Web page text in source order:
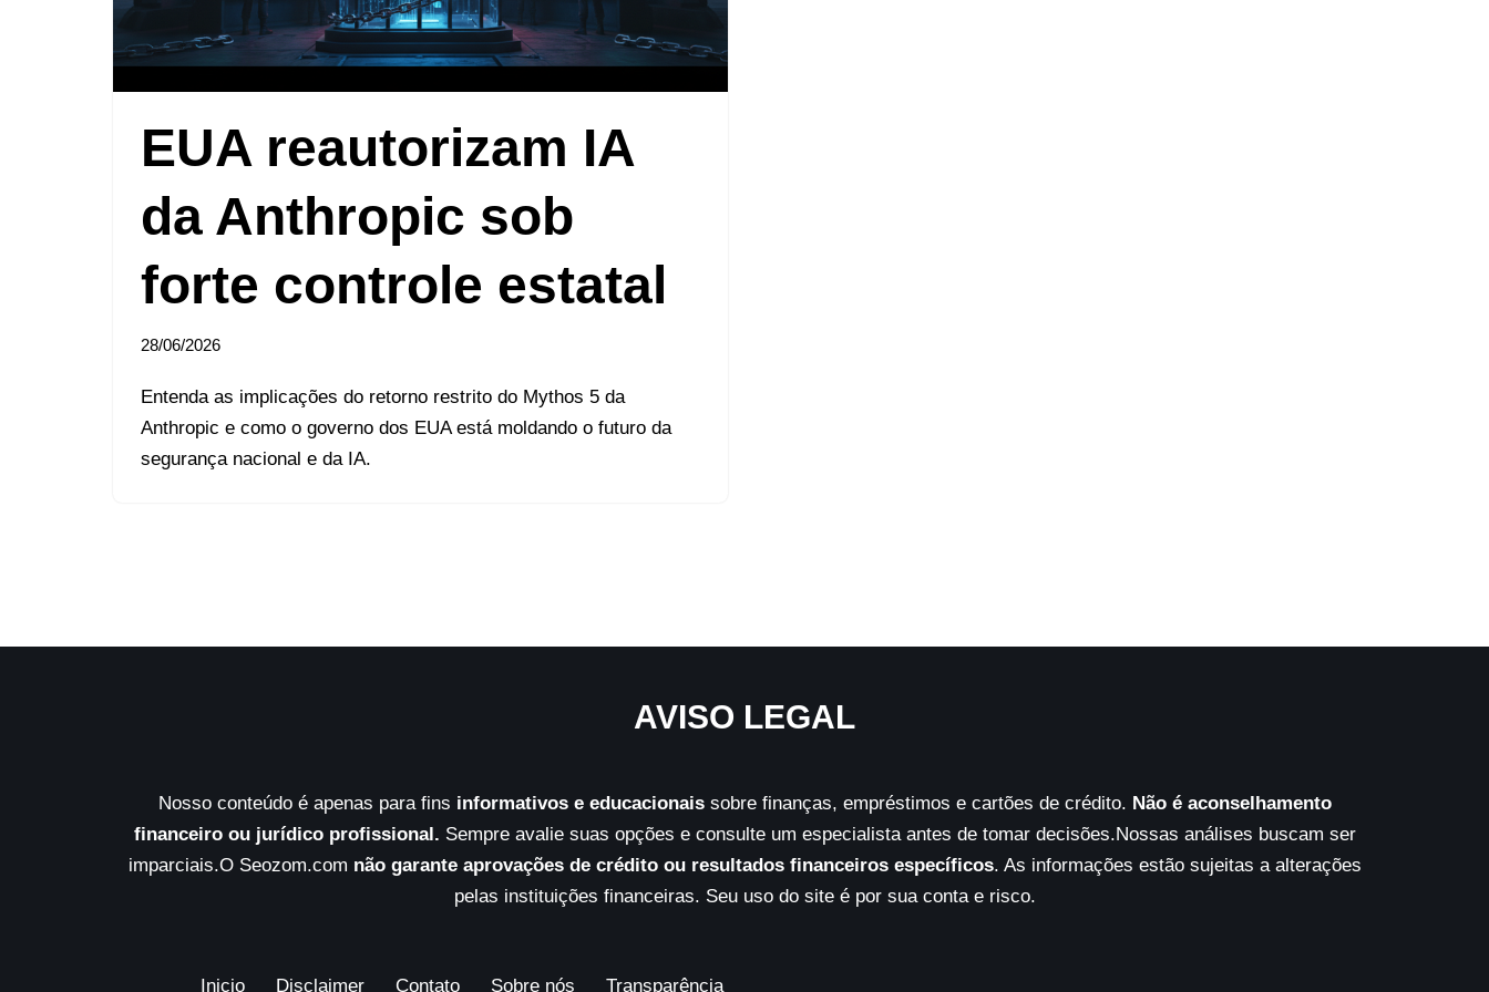
EUA reautorizam IA
da Anthropic sob
forte controle estatal
28/06/2026
Entenda as implicações do retorno restrito do Mythos 5 da
Anthropic e como o governo dos EUA está moldando o futuro da
segurança nacional e da IA.
AVISO LEGAL
Nosso conteúdo é apenas para fins informativos e educacionaissobre finanças, empréstimos e cartões de crédito. Não é aconselhamento
financeiro ou jurídico profissional. Sempre avalie suas opções e consulte um especialista antes de tomar decisões.Nossas análises buscam ser
imparciais.O Seozom.com não garante aprovações de crédito ou resultados financeiros específicos. As informações estão sujeitas a alterações
pelas instituições financeiras. Seu uso do site é por sua conta e risco.
Inicio Disclaimer Contato Sobre nós Transparência